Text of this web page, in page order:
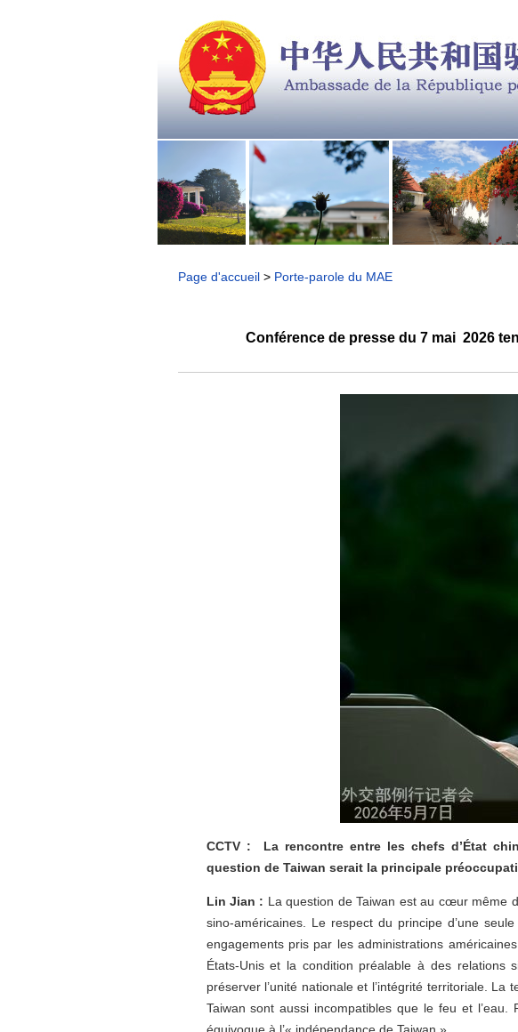
Page d'accueil> Porte-parole du MAE
Conférence de presse du 7 mai 2026
CCTV : La rencontre entre les chefs d’État
question de Taiwan serait la principale
Lin Jian : La question de Taiwan est au cœur même
sino-américaines. Le respect du principe d’une
engagements pris par les administrations
États-Unis et la condition préalable à des relations
préserver l’unité nationale et l’intégrité territoriale.
Taiwan sont aussi incompatibles que le feu et